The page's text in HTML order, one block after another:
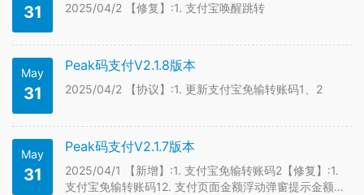
31 2025/04/2 【修复】:1. 支付宝唤醒跳转
May
31
Peak码支付V2.1.8版本
2025/04/2 【协议】:1. 更新支付宝免输转账码1、2
May
31
Peak码支付V2.1.7版本
2025/04/1 【新增】:1. 支付宝免输转账码2【修复】:1.
支付宝免输转账码12. 支付页面金额浮动弹窗提示金额不